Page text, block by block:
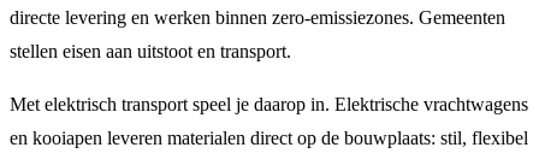
directe levering en werken binnen zero-emissiezones. Gemeenten
stellen eisen aan uitstoot en transport.
Met elektrisch transport speel je daarop in. Elektrische vrachtwagens
en kooiapen leveren materialen direct op de bouwplaats: stil, flexibel